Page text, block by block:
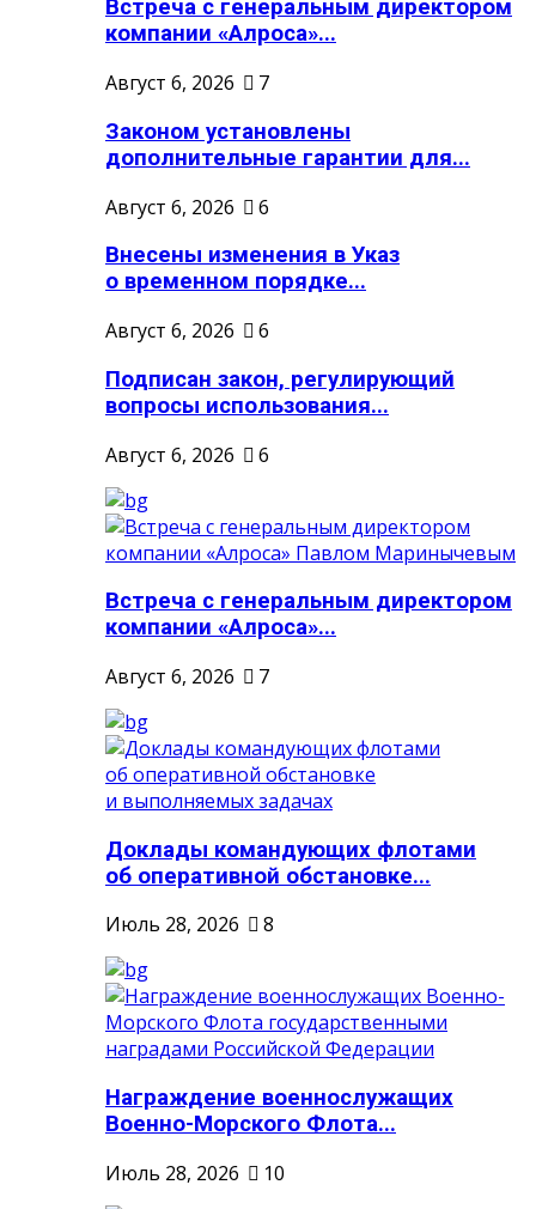
Встреча с генеральным директором
компании «Алроса»...
Август 6, 2026
7
Законом установлены
дополнительные гарантии для...
Август 6, 2026
6
Внесены изменения в Указ
о временном порядке...
Август 6, 2026
6
Подписан закон, регулирующий
вопросы использования...
Август 6, 2026
6
Встреча с генеральным директором
компании «Алроса»...
Август 6, 2026
7
Доклады командующих флотами
об оперативной обстановке...
Июль 28, 2026
8
Награждение военнослужащих
Военно-Морского Флота...
Июль 28, 2026
10